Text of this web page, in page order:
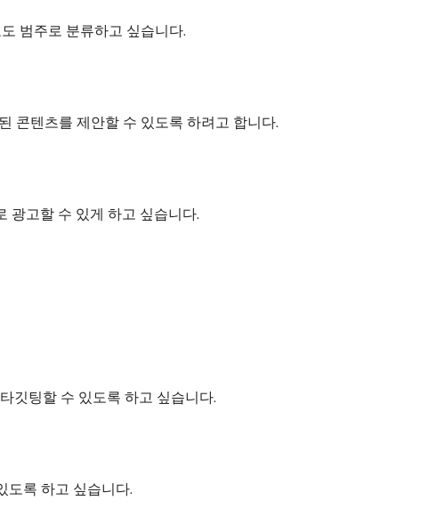
범주로 분류하고 싶습니다.
콘텐츠를 제안할 수 있도록 하려고 합니다.
광고할 수 있게 하고 싶습니다.
깃팅할 수 있도록 하고 싶습니다.
도록 하고 싶습니다.